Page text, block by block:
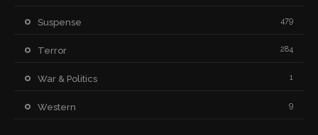
Suspense 479
Terror 284
War & Politics 1
Western 9